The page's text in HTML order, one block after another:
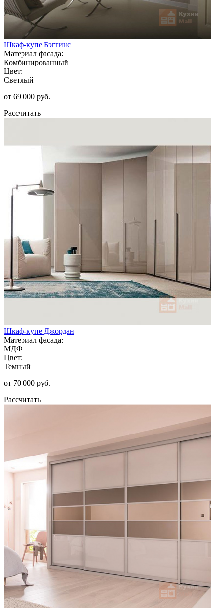
Шкаф-купе Бэггинс
Материал фасада:
Комбинированный
Цвет:
Светлый
от 69 000 руб.
Рассчитать
Шкаф-купе Джордан
Материал фасада:
МДФ
Цвет:
Темный
от 70 000 руб.
Рассчитать